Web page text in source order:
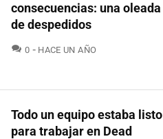
consecuencias: una oleada
de despedidos
0 COMENTARIOS
HACE UN AÑO
Todo un equipo estaba listo
para trabajar en Dead